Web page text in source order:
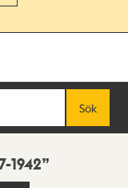
Sök
1942